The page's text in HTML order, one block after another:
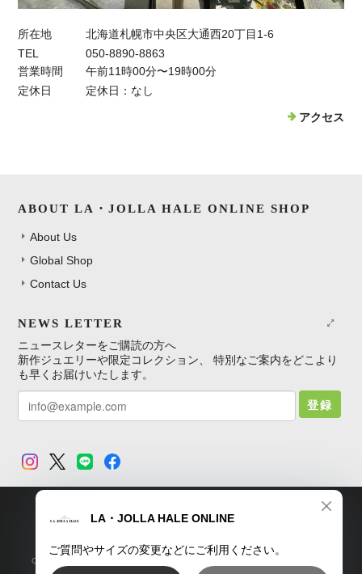
所在地
北海道札幌市中央区大通西20丁目1-6
TEL
050-8890-8863
営業時間
午前11時00分〜19時00分
定休日
定休日：なし
アクセス
ABOUT LA・JOLLA HALE ONLINE SHOP
About Us
Global Shop
Contact Us
NEWS LETTER
ニュースレターをご購読の方へ
新作ジュエリーや限定コレクション、 特別なご案内をどこより
も早くお届けいたします。
登録
TOP プライバシーポリシー 特定商取引法に基づく表記
Copyright © LA・JOLLA HALE ONLINE SHOP. All Rights Reserved.